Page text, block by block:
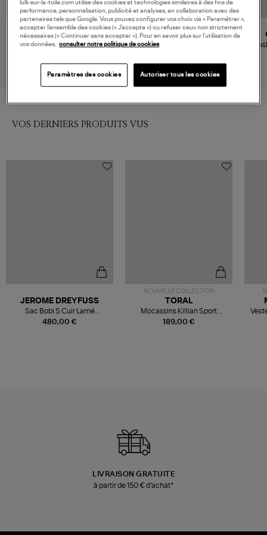
GOLDEN GOOSE
Baskets Running Sole Optic
GOLDEN GOOSE
Baskets Running Sage
VOS DERNIERS PRODUITS VUS
480,00 €
JEROME DREYFUSS
Sac Bobi S Cuir Lamé
Champagne
NOUVELLE COLLECTION
189,00 €
TORAL
Mocassins Killian Sport
Mousse
LIVRAISON GRATUITE
à partir de 150 € d'achat*
lulli-sur-la-toile.com utilise des cookies et technologies similaires à des fins de
performance, personnalisation, publicité et analyses, en collaboration avec des
partenaires tels que Google. Vous pouvez configurer vos choix via « Paramétrer »,
accepter l’ensemble des cookies (« J’accepte ») ou refuser ceux non strictement
nécessaires (« Continuer sans accepter »). Pour en savoir plus sur l’utilisation de
vos données, consulter notre politique de cookies
Paramètres des cookies Autoriser tous les cookies